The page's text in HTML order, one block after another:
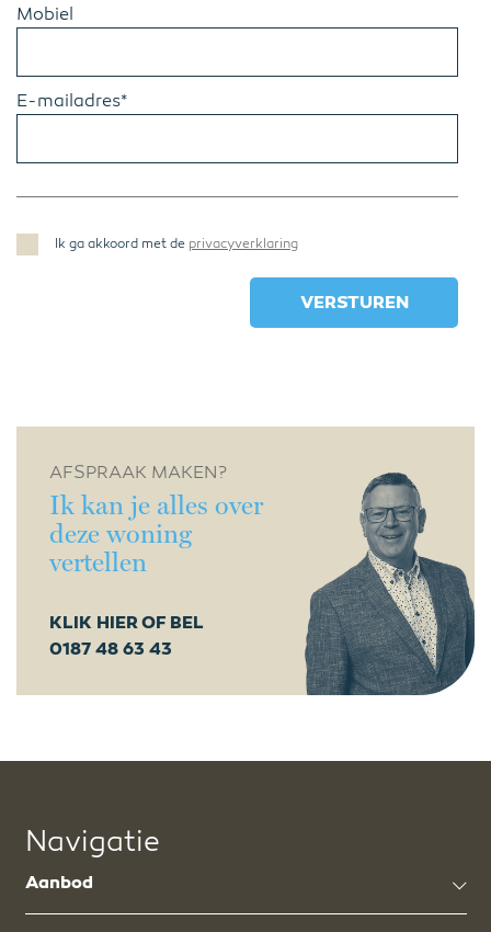
Mobiel
E-mailadres*
Ik ga akkoord met de privacyverklaring
AFSPRAAK MAKEN?
Ik kan je alles over
deze woning
vertellen
KLIK HIER OF BEL
0187 48 63 43
Navigatie
Aanbod